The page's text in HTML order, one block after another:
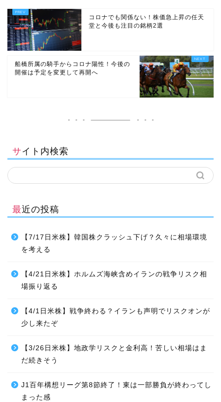
コロナでも関係ない！株価急上昇の任天
堂と今後も注目の銘柄2選
船橋所属の騎手からコロナ陽性！今後の
開催は予定を変更して再開へ
サイト内検索
最近の投稿
【7/17日米株】韓国株クラッシュ下げ？久々に相場環境
を考える
【4/21日米株】ホルムズ海峡含めイランの戦争リスク相
場振り返る
【4/1日米株】戦争終わる？イランも声明でリスクオンが
少し来たぞ
【3/26日米株】地政学リスクと金利高！苦しい相場はま
だ続きそう
J1百年構想リーグ第8節終了！東は一部勝負が終わってし
まった感